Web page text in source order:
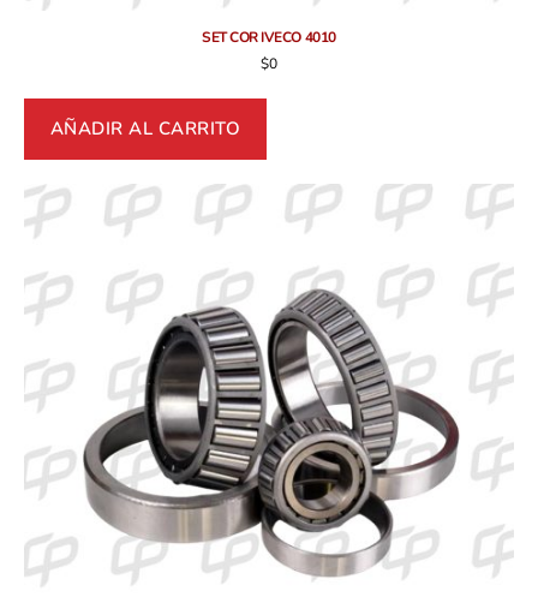
SET COR IVECO 4010
$0
AÑADIR AL CARRITO